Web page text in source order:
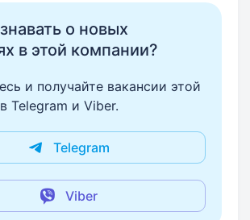
о новых
в этой компании?
и получайте вакансии этой
Telegram и Viber.
Telegram
Viber